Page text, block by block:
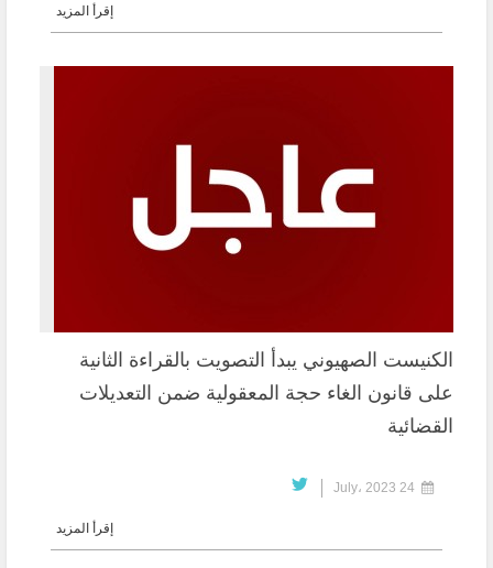
إقرأ المزيد
الكنيست الصهيوني يبدأ التصويت بالقراءة الثانية
على قانون الغاء حجة المعقولية ضمن التعديلات
القضائية
إقرأ المزيد